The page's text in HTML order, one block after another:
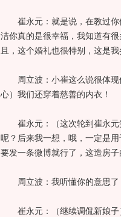
崔永元：就是说，在教过你
洁你真的是很幸福，我知道有
且，这个婚礼也很特别，这是
周立波：小崔这么说很体现
心）我们还穿着慈善的内衣！
崔永元：（这次轮到崔永元
呢？后来我一想，哦，一定是
要发一条微博就行了，这造房子
周立波：我听懂你的意思了
崔永元：（继续调侃新娘子